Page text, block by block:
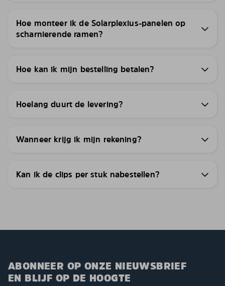
Hoe monteer ik de Solarplexius-panelen op
scharnierende ramen?
Hoe kan ik mijn bestelling betalen?
Hoelang duurt de levering?
Wanneer krijg ik mijn rekening?
Kan ik de clips per stuk nabestellen?
ABONNEER OP ONZE NIEUWSBRIEF
EN BLIJF OP DE HOOGTE